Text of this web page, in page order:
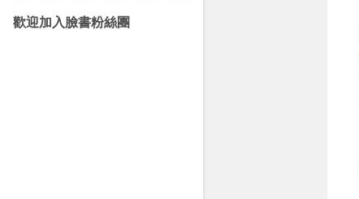
歡迎加入臉書粉絲團